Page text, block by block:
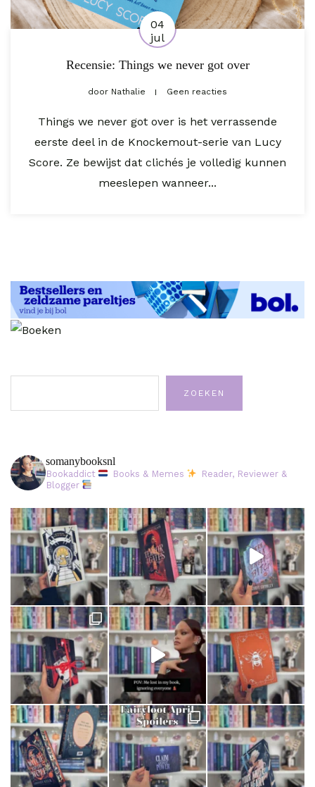
04
jul
Recensie: Things we never got over
door Nathalie Geen reacties
Things we never got over is het verrassende
eerste deel in de Knockemout-serie van Lucy
Score. Ze bewijst dat clichés je volledig kunnen
meeslepen wanneer...
ZOEKEN
somanybooksnl
Bookaddict Books & Memes
Reader, Reviewer &
Blogger